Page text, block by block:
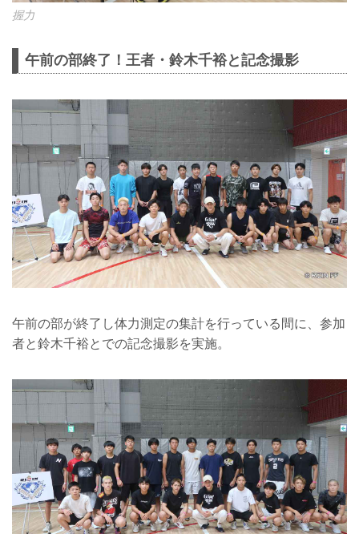
握力
午前の部終了！王者・鈴木千裕と記念撮影
午前の部が終了し体力測定の集計を行っている間に、参加
者と鈴木千裕とでの記念撮影を実施。